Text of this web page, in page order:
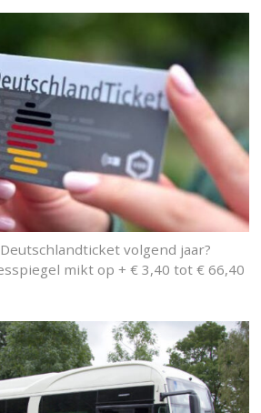
volgend jaar?
mikt op + € 3,40 tot € 66,40